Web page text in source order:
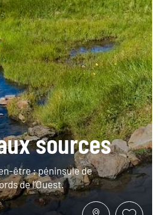
sources
être : péninsule de
de l’Ouest.